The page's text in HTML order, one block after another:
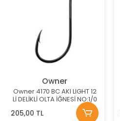
Owner
Owner 4170 BC AKI LIGHT 12
Lİ DELİKLİ OLTA İĞNESİ NO:1/0
205,00 TL